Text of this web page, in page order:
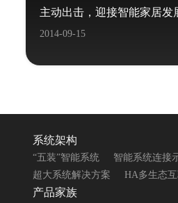
主动出击，迎接智能家居
2014-09-15
系统架构
“五装”智能系统
智能系统连接
超大系统解决方案
HA多生态
产品家族